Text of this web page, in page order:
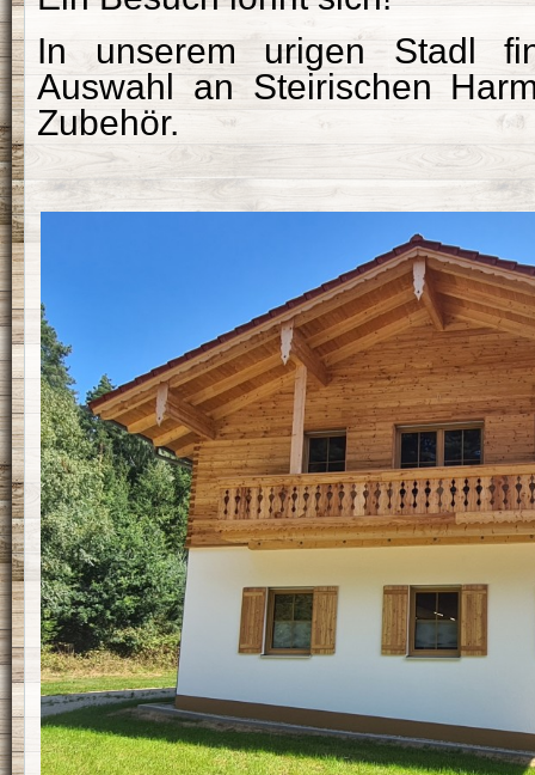
In unserem urigen Stadl
Auswahl an Steirischen
Zubehör.